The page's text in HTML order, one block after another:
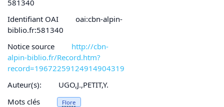
581340
Identifiant OAI
oai:cbn-alpin-
biblio.fr:581340
Notice source
http://cbn-
alpin-biblio.fr/Record.htm?
record=19672259124914904319
Auteur(s):
UGO,J.,PETIT,Y.
Mots clés
Flore